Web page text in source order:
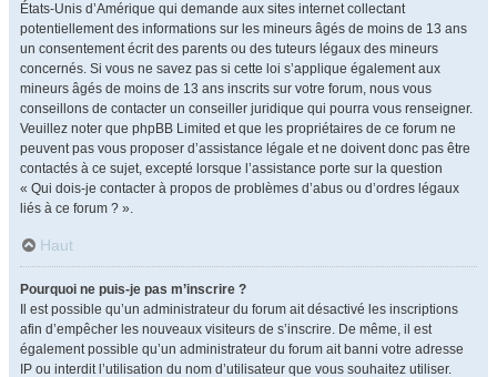
États-Unis d’Amérique qui demande aux sites internet collectant
potentiellement des informations sur les mineurs âgés de moins de 13 ans
un consentement écrit des parents ou des tuteurs légaux des mineurs
concernés. Si vous ne savez pas si cette loi s’applique également aux
mineurs âgés de moins de 13 ans inscrits sur votre forum, nous vous
conseillons de contacter un conseiller juridique qui pourra vous renseigner.
Veuillez noter que phpBB Limited et que les propriétaires de ce forum ne
peuvent pas vous proposer d’assistance légale et ne doivent donc pas être
contactés à ce sujet, excepté lorsque l’assistance porte sur la question
« Qui dois-je contacter à propos de problèmes d’abus ou d’ordres légaux
liés à ce forum ? ».
Haut
Pourquoi ne puis-je pas m’inscrire ?
Il est possible qu’un administrateur du forum ait désactivé les inscriptions
afin d’empêcher les nouveaux visiteurs de s’inscrire. De même, il est
également possible qu’un administrateur du forum ait banni votre adresse
IP ou interdit l’utilisation du nom d’utilisateur que vous souhaitez utiliser.